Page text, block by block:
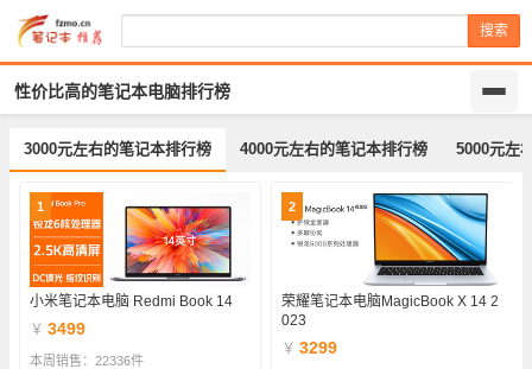
搜索
性价比高的笔记本电脑排行榜
3000元左右的笔记本排行榜 4000元左右的笔记本排行榜 5000元左
1
小米笔记本电脑 Redmi Book 14
￥ 3499
本周销售：22336件
2
荣耀笔记本电脑MagicBook X 14 2
023
￥ 3299